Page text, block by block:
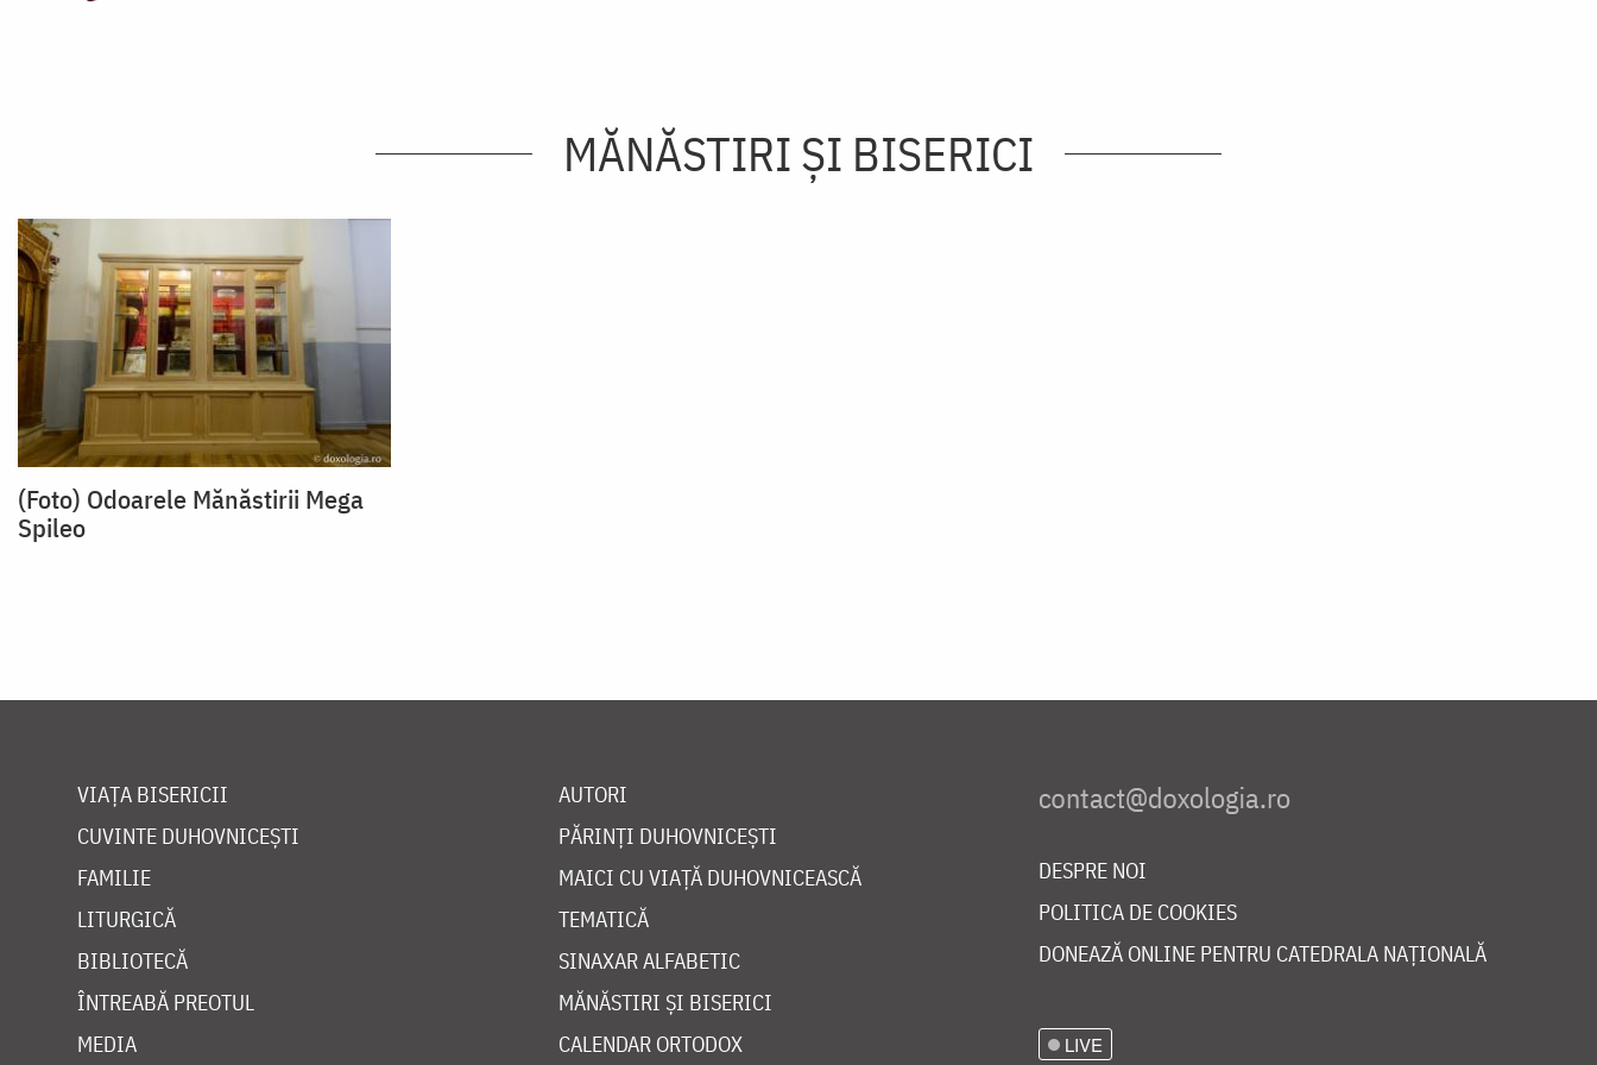
MĂNĂSTIRI ȘI BISERICI
(Foto) Odoarele Mănăstirii Mega
Spileo
VIAȚA BISERICII
CUVINTE DUHOVNICEȘTI
FAMILIE
LITURGICĂ
BIBLIOTECĂ
ÎNTREABĂ PREOTUL
MEDIA
AUTORI
PĂRINȚI DUHOVNICEȘTI
MAICI CU VIAȚĂ DUHOVNICEASCĂ
TEMATICĂ
SINAXAR ALFABETIC
MĂNĂSTIRI ȘI BISERICI
CALENDAR ORTODOX
DESPRE NOI
POLITICA DE COOKIES
DONEAZĂ ONLINE PENTRU CATEDRALA NAȚIONALĂ
LIVE